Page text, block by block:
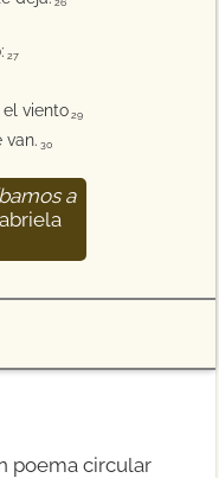
26
27
viento 29
van. 30
a
poema circular